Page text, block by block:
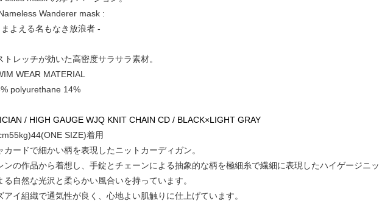
Wanderer mask :
よえる名もなき放浪者 -
トレッチが効いた高密度サラサラ素材。
WEAR MATERIAL
polyurethane 14%
/ HIGH GAUGE WJQ KNIT CHAIN CD / BLACK×LIGHT GRAY
SIZE)着用
カードで細かい柄を表現したニットカーディガン。
ンの作品から着想し、手錠とチェーンによる抽象的な柄を極細糸で繊細に表現したハイゲージニッ
る自然な光沢と柔らかい風合いを持っています。
アイ組織で通気性が良く、心地よい肌触りに仕上げています。